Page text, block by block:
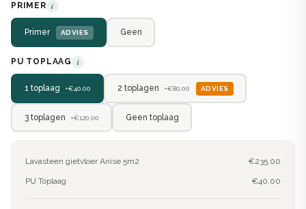
PRIMER i
Primer ADVIES Geen
PU TOPLAAG i
1 toplaag +€40,00 2 toplagen +€80,00 ADVIES
3 toplagen +€120,00 Geen toplaag
Lavasteen gietvloer Anise 5m2 €235,00
PU Toplaag €40,00